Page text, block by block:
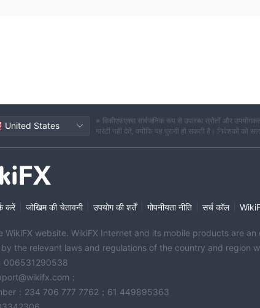
United States
※ विकीएफएक्स सार्वजनिक रूप से उपलब्ध स्रोतों और
गारंटी नहीं देते, क्योंकि यह पुरानी हो सकती है। निवेशकों को
करें जोखिम की चेतावनी उपयोग की शर्तें गोपनीयता नीति सर्च कॉल
WikiFX website. WikiFX Internet and its mobile products are
the relevant laws and regulations of the country and region
006531290538
；
：234 706 777 7762；61 449895363